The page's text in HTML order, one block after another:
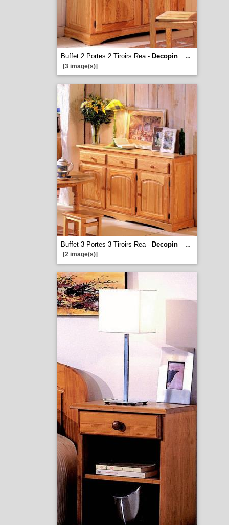
Buffet 2 Portes 2 Tiroirs Rea - Decopin
...
[3 image(s)]
Buffet 3 Portes 3 Tiroirs Rea - Decopin
...
[2 image(s)]